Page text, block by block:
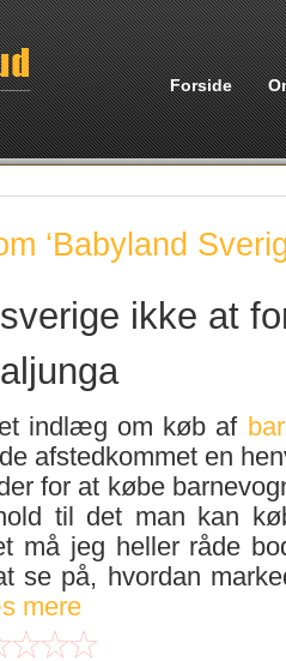
Forside
‘Babyland
ikke at
indlæg om køb af
afstedkommet en
for at købe
til det man kan
må jeg heller råde
se på, hvordan
mere